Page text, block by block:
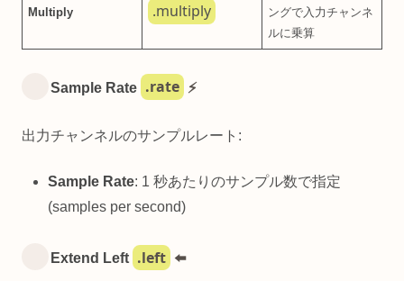
Multiply .multiply
ングで入力チャンネ
ルに乗算
Sample Rate .rate ⚡
出力チャンネルのサンプルレート:
Sample Rate: 1 秒あたりのサンプル数で指定
(samples per second)
Extend Left .left ⬅️